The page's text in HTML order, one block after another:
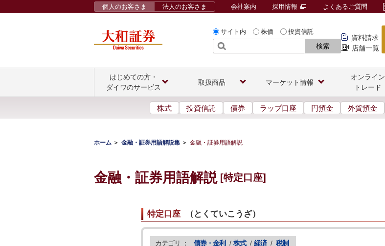
サイト内 株価 投資信託
検索
資料請求
店舗一覧
個人のお客さま 法人のお客さま 会社案内 採用情報 よくあるご質問
はじめての方・
ダイワのサービス
取扱商品 マーケット情報
オンライン
トレード
株式 投資信託 債券 ラップ口座 円預金 外貨預金
ホーム 金融・証券用語解説集 金融・証券用語解説
金融・証券用語解説 [特定口座]
特定口座 （ とくていこうざ）
カテゴリ ： 債券・金利 / 株式 / 経済 / 税制